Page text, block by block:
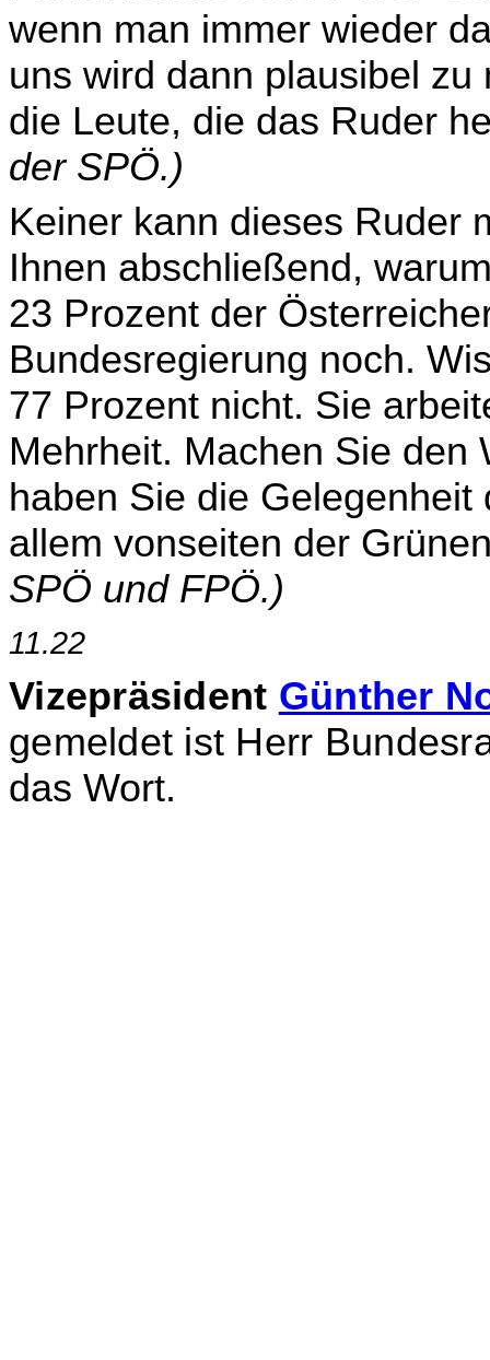
wenn man immer wieder
uns wird dann plausibel
die Leute, die das Ruder
der SPÖ.)
Keiner kann dieses Ruder
Ihnen abschließend,
23 Prozent der
Bundesregierung noch.
77 Prozent nicht. Sie
Mehrheit. Machen Sie den
haben Sie die
allem vonseiten der
SPÖ und FPÖ.)
11.22
Vizepräsident Günther
gemeldet ist Herr
das Wort.